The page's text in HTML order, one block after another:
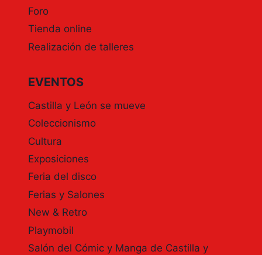
Foro
Tienda online
Realización de talleres
EVENTOS
Castilla y León se mueve
Coleccionismo
Cultura
Exposiciones
Feria del disco
Ferias y Salones
New & Retro
Playmobil
Salón del Cómic y Manga de Castilla y